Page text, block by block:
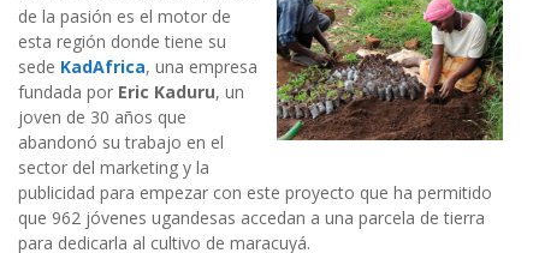
de la pasión es el motor de
esta región donde tiene su
sede KadAfrica, una empresa
fundada por Eric Kaduru, un
joven de 30 años que
abandonó su trabajo en el
sector del marketing y la
publicidad para empezar con este proyecto que ha permitido
que 962 jóvenes ugandesas accedan a una parcela de tierra
para dedicarla al cultivo de maracuyá.